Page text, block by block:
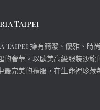
Taipei
擁有簡潔、優雅、時
的奢華。以歐美高級服裝沙龍
最完美的禮服，在生命裡珍藏